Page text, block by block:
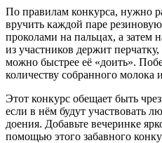
По правилам конкурса, нужно
вручить каждой паре
проколами на пальцах, а затем
из участников держит
можно быстрее её «доить».
количеству собранного молока
Этот конкурс обещает быть
если в нём будут участвовать
доения. Добавьте вечеринке
помощью этого забавного